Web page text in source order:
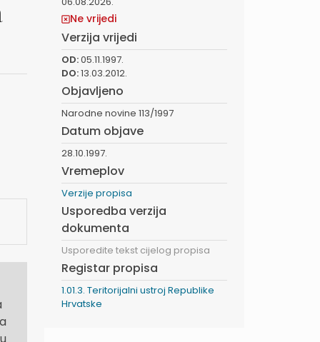
Ne vrijedi
Verzija vrijedi
OD:05.11.1997.
DO:13.03.2012.
Objavljeno
Narodne novine 113/1997
Datum objave
28.10.1997.
Vremeplov
Verzije propisa
Usporedba verzija
dokumenta
Usporedite tekst cijelog propisa
Registar propisa
1.01.3. Teritorijalni ustroj Republike
Hrvatske